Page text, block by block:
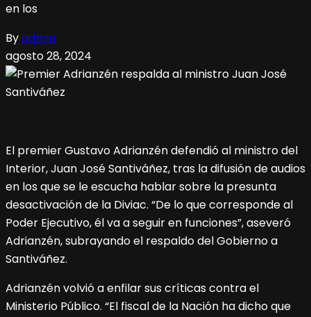
en los
Byadmin
agosto 28, 2024
El premier Gustavo Adrianzén defendió al ministro del
Interior, Juan José Santiváñez, tras la difusión de audios
en los que se le escucha hablar sobre la presunta
desactivación de la Diviac. “De lo que corresponde al
Poder Ejecutivo, él va a seguir en funciones”, aseveró
Adrianzén, subrayando el respaldo del Gobierno a
Santiváñez.
Adrianzén volvió a enfilar sus críticas contra el
Ministerio Público. “El fiscal de la Nación ha dicho que